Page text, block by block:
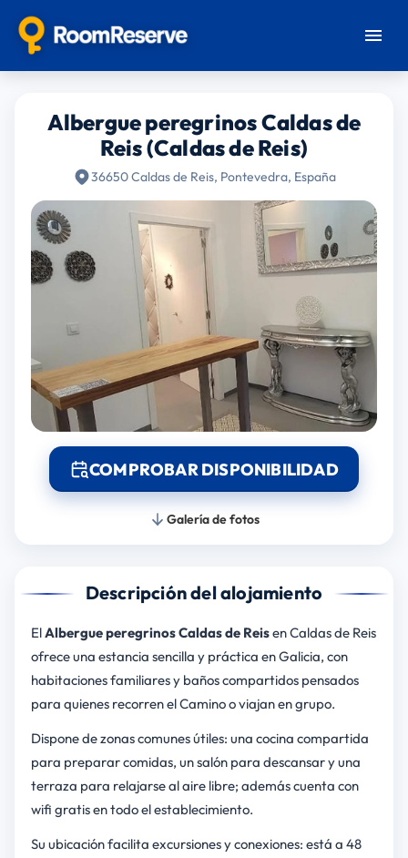
Albergue peregrinos Caldas de
Reis (Caldas de Reis)
36650 Caldas de Reis, Pontevedra, España
COMPROBAR DISPONIBILIDAD
Galería de fotos
Descripción del alojamiento
ElAlbergue peregrinos Caldas de Reisen Caldas de Reis
ofrece una estancia sencilla y práctica en Galicia, con
habitaciones familiares y baños compartidos pensados
para quienes recorren el Camino o viajan en grupo.
Dispone de zonas comunes útiles: una cocina compartida
para preparar comidas, un salón para descansar y una
terraza para relajarse al aire libre; además cuenta con
wifi gratis en todo el establecimiento.
Su ubicación facilita excursiones y conexiones: está a 48